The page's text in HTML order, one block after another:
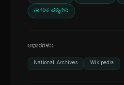
ನಾಗರಿಕ ಹಕ್ಕುಗಳು
ಆಧಾರಗಳು:
National Archives Wikipedia